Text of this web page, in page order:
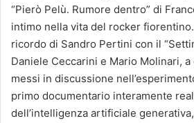
“Pierò Pelù. Rumore dentro” di
intimo nella vita del rocker
ricordo di Sandro Pertini con il
Daniele Ceccarini e Mario Molinari,
messi in discussione
primo documentario interamente
dell’intelligenza artificiale